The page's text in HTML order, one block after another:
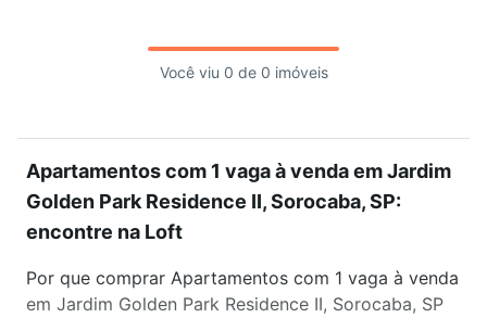
Você viu 0 de 0 imóveis
Apartamentos com 1 vaga à venda em Jardim
Golden Park Residence II, Sorocaba, SP:
encontre na Loft
Por que comprar Apartamentos com 1 vaga à venda
em Jardim Golden Park Residence II, Sorocaba, SP